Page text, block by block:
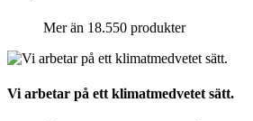
Mer än 18.550 produkter
Vi arbetar på ett klimatmedvetet sätt.